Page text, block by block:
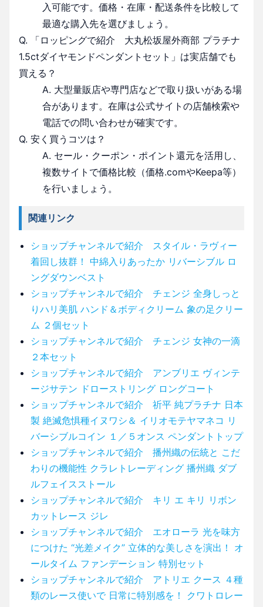
入可能です。価格・在庫・配送条件を比較して
最適な購入先を選びましょう。
Q. 「ロッピングで紹介 大丸松坂屋外商部 プラチナ
1.5ctダイヤモンドペンダントセット」は実店舗でも
買える？
A. 大型量販店や専門店などで取り扱いがある場
合があります。在庫は公式サイトの店舗検索や
電話での問い合わせが確実です。
Q. 安く買うコツは？
A. セール・クーポン・ポイント還元を活用し、
複数サイトで価格比較（価格.comやKeepa等）
を行いましょう。
関連リンク
ショップチャンネルで紹介 スタイル・ラヴィー
着回し抜群！ 中綿入りあったか リバーシブル ロ
ングダウンベスト
ショップチャンネルで紹介 チェンジ 全身しっと
りハリ美肌 ハンド＆ボディクリーム 象の足クリー
ム ２個セット
ショップチャンネルで紹介 チェンジ 女神の一滴
２本セット
ショップチャンネルで紹介 アンブリエ ヴィンテ
ージサテン ドローストリング ロングコート
ショップチャンネルで紹介 祈平 純プラチナ 日本
製 絶滅危惧種イヌワシ＆ イリオモテヤマネコ リ
バーシブルコイン １／５オンス ペンダントトップ
ショップチャンネルで紹介 播州織の伝統と こだ
わりの機能性 クラレトレーディング 播州織 ダブ
ルフェイスストール
ショップチャンネルで紹介 キリ エ キリ リボン
カットレース ジレ
ショップチャンネルで紹介 エオローラ 光を味方
につけた “光差メイク” 立体的な美しさを演出！ オ
ールタイム ファンデーション 特別セット
ショップチャンネルで紹介 アトリエ クース ４種
類のレース使いで 日常に特別感を！ クワトロレー